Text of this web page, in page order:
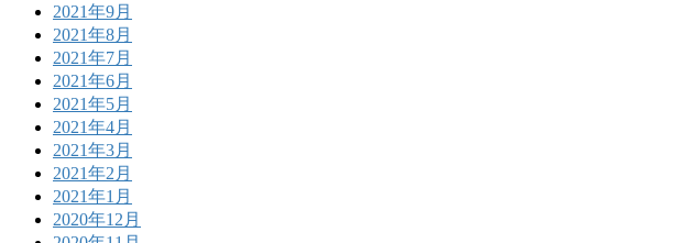
2021年9月
2021年8月
2021年7月
2021年6月
2021年5月
2021年4月
2021年3月
2021年2月
2021年1月
2020年12月